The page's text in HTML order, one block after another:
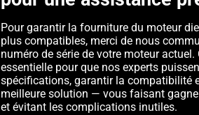
Pour garantir la fourniture du moteur
plus compatibles, merci de nous
numéro de série de votre moteur
essentielle pour que nos experts
spécifications, garantir la compatibilité
meilleure solution — vous faisant
et évitant les complications inutiles.